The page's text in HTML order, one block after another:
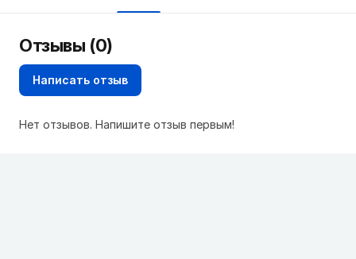
Отзывы (0)
Написать отзыв
Нет отзывов. Напишите отзыв первым!